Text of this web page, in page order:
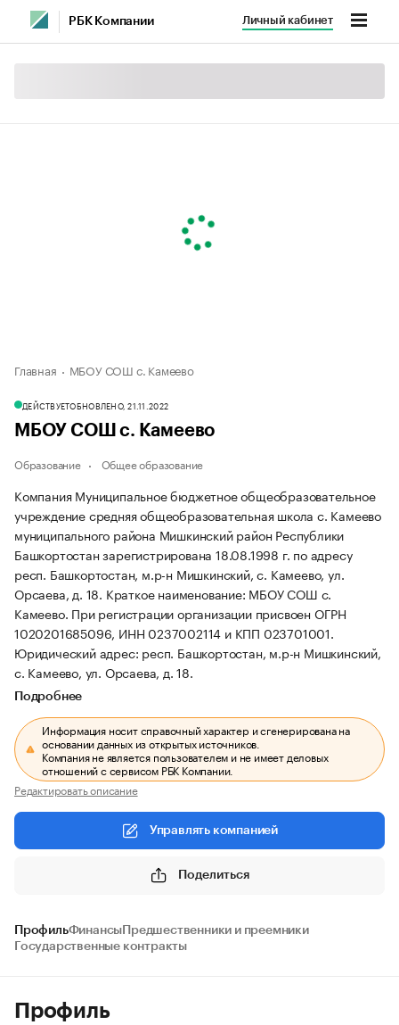
РБК Компании Личный кабинет
Главная МБОУ СОШ с. Камеево
ДЕЙСТВУЕТОБНОВЛЕНО, 21.11.2022
МБОУ СОШ с. Камеево
Образование Общее образование
Компания Муниципальное бюджетное общеобразовательное
учреждение средняя общеобразовательная школа с. Камеево
муниципального района Мишкинский район Республики
Башкортостан зарегистрирована 18.08.1998 г. по адресу
респ. Башкортостан, м.р-н Мишкинский, с. Камеево, ул.
Орсаева, д. 18. Краткое наименование: МБОУ СОШ с.
Камеево. При регистрации организации присвоен ОГРН
1020201685096, ИНН 0237002114 и КПП 023701001.
Юридический адрес: респ. Башкортостан, м.р-н Мишкинский,
с. Камеево, ул. Орсаева, д. 18.
Подробнее
Информация носит справочный характер и сгенерирована на
основании данных из открытых источников.
Компания не является пользователем и не имеет деловых
отношений с сервисом РБК Компании.
Редактировать описание
Управлять компанией
Поделиться
ПрофильФинансы Предшественники и преемники
Государственные контракты
Профиль